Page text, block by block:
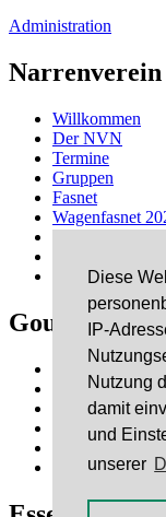
Diese
IP-
Nutzung
damit
und
unserer
Administration
Narrenverein
Willkommen
Der NVN
Termine
Gruppen
Fasnet
Wagenfasnet
Kontakt
Gourmet &
Musik
Gastronomie
Sponsoren
Kontakt